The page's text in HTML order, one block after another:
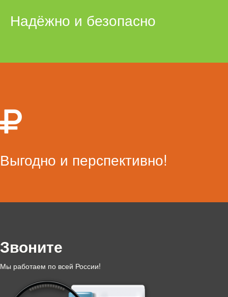
Надёжно и безопасно
Выгодно и перспективно!
Звоните
Мы работаем по всей России!